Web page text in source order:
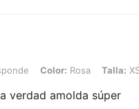
Color: Rosa, Talla: XS
Color: Rosa Talla:
verdad amolda súper